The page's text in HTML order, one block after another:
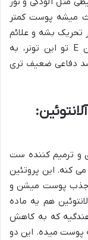
میشه پوست کمتر
تحریک بشه و علائم
پیری هم دیرتر سراغش بیان. وجود ویتامین E تو این تونر، به
دفاعی ضعیف تری
و ترمیم کننده ست
کنه. این پروتئین
جذب پوست میشن و
هم یه ماده
که به کاهش
پوست میده. این دو